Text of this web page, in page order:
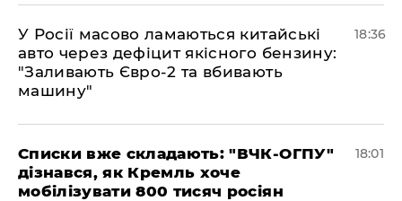
У Росії масово ламаються китайські
авто через дефіцит якісного бензину:
"Заливають Євро-2 та вбивають
машину"
18:36
Списки вже складають: "ВЧК-ОГПУ"
дізнався, як Кремль хоче
мобілізувати 800 тисяч росіян
18:01